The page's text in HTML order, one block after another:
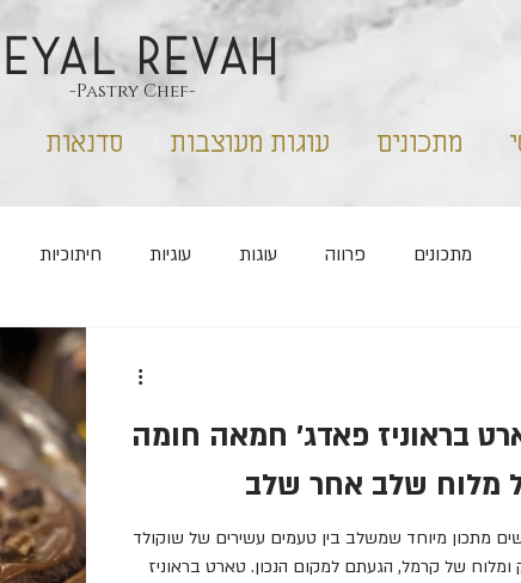
EYAL REVAH
-Pastry Chef-
מתכונים עוגות מעוצבות סדנאות
מתכונים פרווה עוגות עוגיות חיתוכיות
שבועות
מלוחיםבראוניז פאדג׳ חמאה חומה
מלוח שלב אחר שלב
מתכון מיוחד שמשלב בין טעמים עשירים של שוקולד
ומלוח של קרמל, הגעתם למקום הנכון. טארט בראוניז